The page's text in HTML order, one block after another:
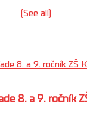
(See all)
8. a 9. ročník